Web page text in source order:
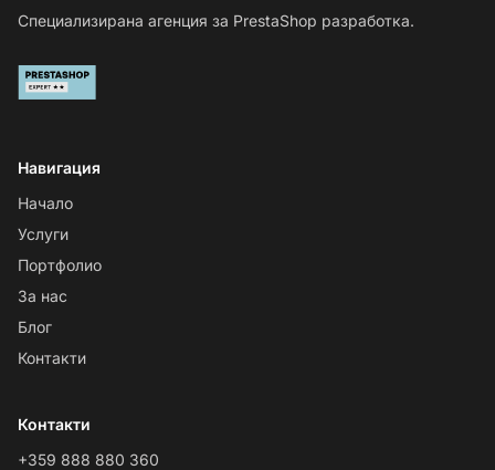
Специализирана агенция за PrestaShop разработка.
Навигация
Начало
Услуги
Портфолио
За нас
Блог
Контакти
Контакти
+359 888 880 360